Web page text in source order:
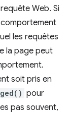
Web. Si
les requêtes
la page peut
soit pris en
pour
pas souvent,